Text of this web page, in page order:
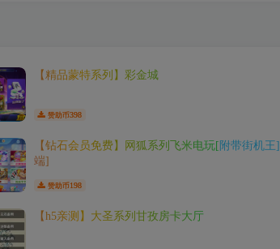
【精品蒙特系列】彩金城
赞助币398
【钻石会员免费】网狐系列飞米电玩[附带街机王
端]
赞助币 198
【h5亲测】大圣系列甘孜房卡大厅